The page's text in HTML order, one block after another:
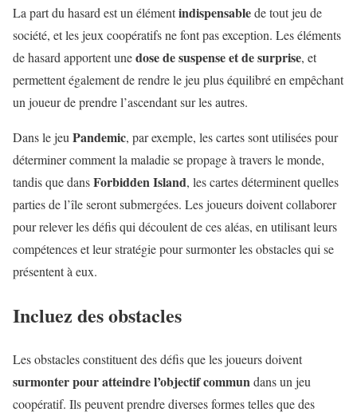
La part du hasard est un élémentindispensablede tout jeu de
société, et les jeux coopératifs ne font pas exception. Les éléments
de hasard apportent unedose de suspense et de surprise, et
permettent également de rendre le jeu plus équilibré en empêchant
un joueur de prendre l’ascendant sur les autres.
Dans le jeuPandemic, par exemple, les cartes sont utilisées pour
déterminer comment la maladie se propage à travers le monde,
tandis que dansForbidden Island, les cartes déterminent quelles
parties de l’île seront submergées. Les joueurs doivent collaborer
pour relever les défis qui découlent de ces aléas, en utilisant leurs
compétences et leur stratégie pour surmonter les obstacles qui se
présentent à eux.
Incluez des obstacles
Les obstacles constituent des défis que les joueurs doivent
surmonter pour atteindre l’objectif commundans un jeu
coopératif. Ils peuvent prendre diverses formes telles que des